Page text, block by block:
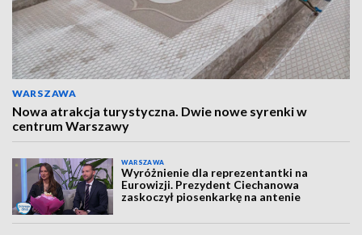
WARSZAWA
Nowa atrakcja turystyczna. Dwie nowe syrenki w
centrum Warszawy
WARSZAWA
Wyróżnienie dla reprezentantki na
Eurowizji. Prezydent Ciechanowa
zaskoczył piosenkarkę na antenie